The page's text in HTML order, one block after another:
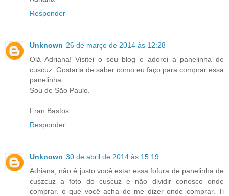
Responder
Unknown 26 de março de 2014 às 12:28
Olá Adriana! Visitei o seu blog e adorei a panelinha de
cuscuz. Gostaria de saber como eu faço para comprar essa
panelinha.
Sou de São Paulo.
Fran Bastos
Responder
Unknown 30 de abril de 2014 às 15:19
Adriana, não é justo você estar essa fofura de panelinha de
cuszcuz a foto do cuscuz e não dividir conosco onde
comprar. o que você acha de me dizer onde comprar. Ti